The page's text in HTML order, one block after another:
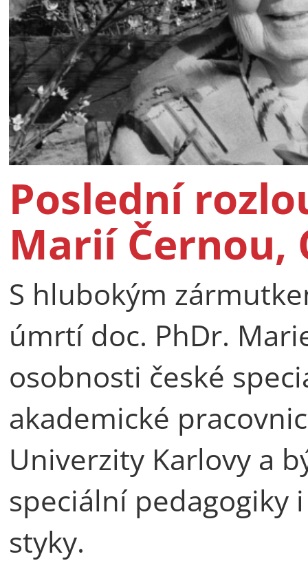
Poslední
Marií Černou,
S hlubokým
úmrtí doc. PhDr.
osobnosti české
akademické
Univerzity Karlovy a
speciální pedagogiky
styky.